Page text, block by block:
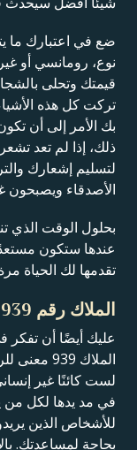
ضع في اعتبارك ما
نوع، رومانسي أو
قيمتك وتحلى
تركت كل هذه
بك الأمر إلى أن
ذلك، إذا لم تعد
لتسليم إشعارك
الأصدقاء ويصبحون
بحلول الوقت الذي
عندها ستكون
تقدمها لك الحياة
الملاك رقم 939 والحب
عليك أيضًا أن تفكر
الملاك
لست كائنًا غير
في مد يدها لكل من
للأشخاص الذين
بحاجة لمساعدتك.